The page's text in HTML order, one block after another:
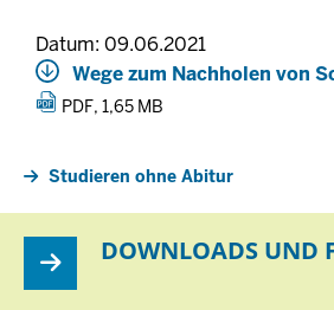
Datum: 09.06.2021
Wege zum Nachholen von
PDF, 1,65 MB
Studieren ohne Abitur
DOWNLOADS UND